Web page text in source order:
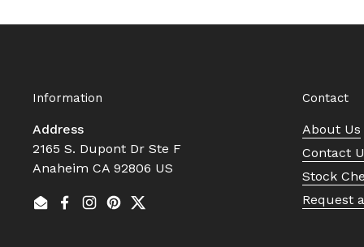
Information
Address
2165 S. Dupont Dr Ste F
Anaheim CA 92806 US
EmailFacebook
Instagram
Pinterest
Twitter
Contact
About Us
Contact
Stock
Request